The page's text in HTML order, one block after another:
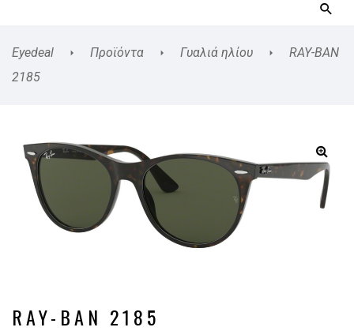
Eyedeal Προϊόντα Γυαλιά ηλίου
RAY-BAN
2185
RAY-BAN 2185